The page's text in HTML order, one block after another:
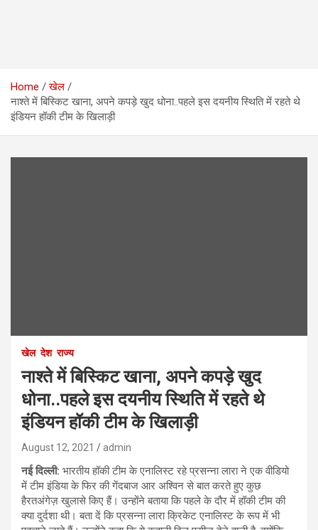
Home
खेल
नाश्ते में बिस्किट खाना, अपने कपड़े खुद धोना..पहले इस दयनीय स्थिति में रहते थे
इंडियन हॉकी टीम के खिलाड़ी
खेल देश राज्य
नाश्ते में बिस्किट खाना, अपने कपड़े खुद
धोना..पहले इस दयनीय स्थिति में रहते थे
इंडियन हॉकी टीम के खिलाड़ी
August 12, 2021 admin
नई दिल्ली: भारतीय हॉकी टीम के एनालिस्ट रहे प्रसन्ना लारा ने एक वीडियो
में टीम इंडिया के फिर की गेंदबाज आर अश्विन से बात करते हुए कुछ
हैरतअंगेज़ खुलासे किए हैं। उन्होंने बताया कि पहले के दौर में हॉकी टीम की
क्या दुर्दशा थी। बता दें कि प्रसन्ना लारा क्रिकेट एनालिस्ट के रूप में भी